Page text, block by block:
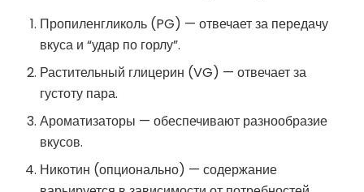
Пропиленгликоль (PG) — отвечает за передачу
вкуса и “удар по горлу”.
Растительный глицерин (VG) — отвечает за
густоту пара.
Ароматизаторы — обеспечивают разнообразие
вкусов.
Никотин (опционально) — содержание